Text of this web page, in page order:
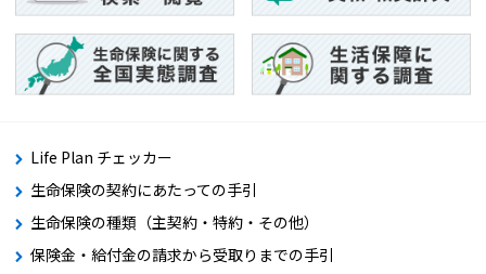
Life Plan チェッカー
生命保険の契約にあたっての手引
生命保険の種類（主契約・特約・その他）
保険金・給付金の請求から受取りまでの手引